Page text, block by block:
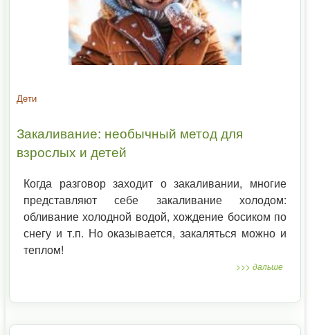
Дети
Закаливание: необычный метод для
взрослых и детей
Когда разговор заходит о закаливании, многие
представляют себе закаливание холодом:
обливание холодной водой, хождение босиком по
снегу и т.п. Но оказывается, закаляться можно и
теплом!
>>> дальше